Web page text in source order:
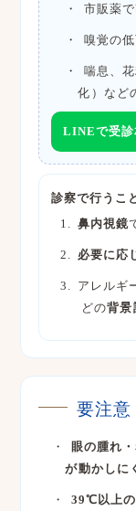
市販薬
嗅覚の
喘息、
化）など
LINEで受診
診察で行うこ
鼻内視鏡
必要に応
アレルギ
どの背景
要注意
眼の腫れ
が動かしに
39℃以上